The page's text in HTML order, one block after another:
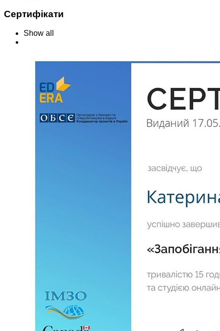
Сертифікати
Show all